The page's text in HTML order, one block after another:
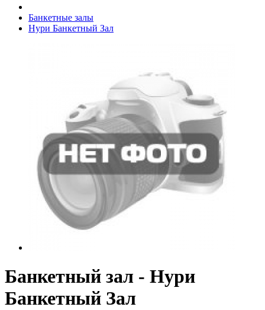
Банкетные залы
Нури Банкетный Зал
Банкетный зал - Нури
Банкетный Зал